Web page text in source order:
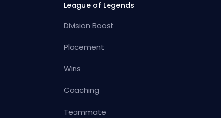
League of Legends
Division Boost
Placement
Wins
Coaching
Teammate